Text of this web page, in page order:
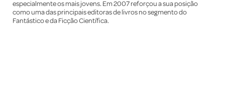
especialmente os mais jovens. Em 2007 reforçou a sua posição
como uma das principais editoras de livros no segmento do
Fantástico e da Ficção Científica.